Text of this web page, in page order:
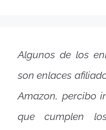
Algunos de los
son enlaces
Amazon, percibo
que cumplen